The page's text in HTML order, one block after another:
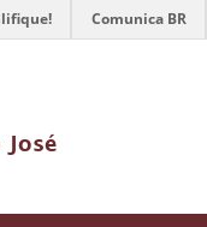
Comunica BR